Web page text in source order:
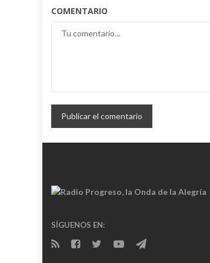
COMENTARIO
SÍGUENOS EN: